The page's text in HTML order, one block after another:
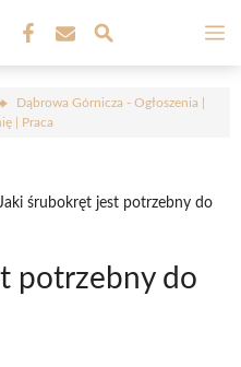
Dąbrowa Górnicza - Ogłoszenia |
| Praca
śrubokręt jest potrzebny do
potrzebny do